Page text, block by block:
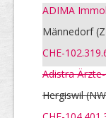
ADIMA
Männedorf
CHE-
Adistra
Hergiswil